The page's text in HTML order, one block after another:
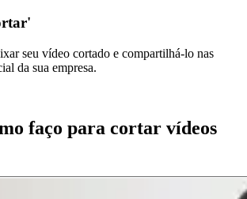
seu vídeo cortado e compartilhá-lo nas
da sua empresa.
faço para cortar vídeos